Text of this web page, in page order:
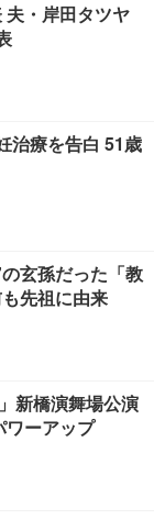
・岸田タツヤ
治療を告白 51歳
玄孫だった「教
先祖に由来
新橋演舞場公演
ワーアップ